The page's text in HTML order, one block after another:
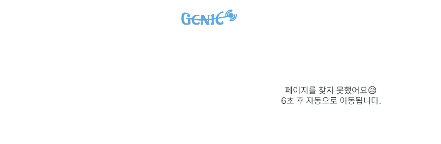
페이지를 찾지 못했어요😥
6초 후 자동으로 이동됩니다.